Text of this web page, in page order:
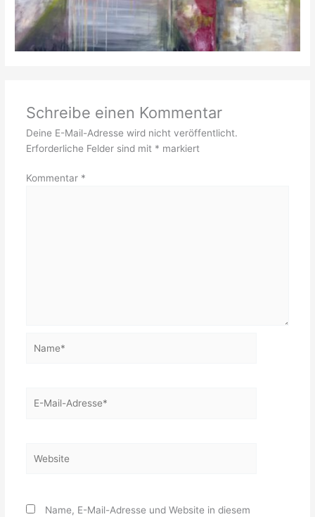
Schreibe einen Kommentar
Deine E-Mail-Adresse wird nicht veröffentlicht.
Erforderliche Felder sind mit * markiert
Kommentar *
Mail-
Name, E-Mail-Adresse und Website in diesem